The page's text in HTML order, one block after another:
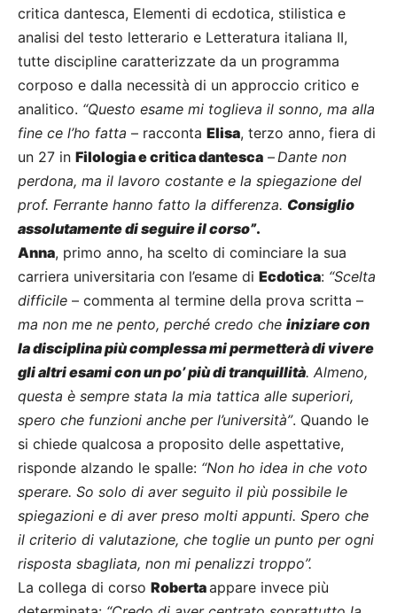
critica dantesca, Elementi di ecdotica, stilistica e
analisi del testo letterario e Letteratura italiana II,
tutte discipline caratterizzate da un programma
corposo e dalla necessità di un approccio critico e
analitico. “Questo esame mi toglieva il sonno, ma alla
fine ce l’ho fatta – racconta Elisa, terzo anno, fiera di
un 27 in Filologia e critica dantesca –Dante non
perdona, ma il lavoro costante e la spiegazione del
prof. Ferrante hanno fatto la differenza. Consiglio
assolutamente di seguire il corso”.
Anna, primo anno, ha scelto di cominciare la sua
carriera universitaria con l’esame di Ecdotica: “Scelta
difficile – commenta al termine della prova scritta –
ma non me ne pento, perché credo che iniziare con
la disciplina più complessa mi permetterà di vivere
gli altri esami con un po’ più di tranquillità. Almeno,
questa è sempre stata la mia tattica alle superiori,
spero che funzioni anche per l’università”. Quando le
si chiede qualcosa a proposito delle aspettative,
risponde alzando le spalle: “Non ho idea in che voto
sperare. So solo di aver seguito il più possibile le
spiegazioni e di aver preso molti appunti. Spero che
il criterio di valutazione, che toglie un punto per ogni
risposta sbagliata, non mi penalizzi troppo”.
La collega di corso Robertaappare invece più